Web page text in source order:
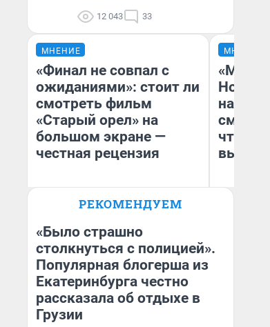
12 043 33
МНЕНИЕ
«Финал не совпал с
ожиданиями»: стоит ли
смотреть фильм
«Старый орел» на
большом экране —
честная рецензия
Надежда Губарь
МНЕНИЕ
«Мы
чтобы
РЕКОМЕНДУЕМ
«Было страшно
столкнуться с полицией».
Популярная блогерша из
Екатеринбурга честно
рассказала об отдыхе в
Грузии